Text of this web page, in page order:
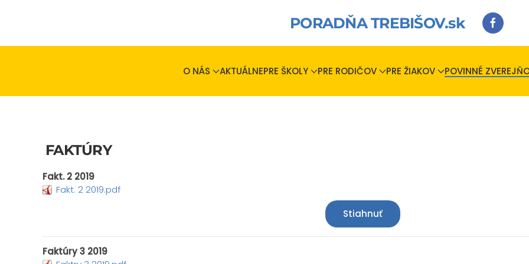
PORADŇA TREBIŠOV.sk
O NÁS AKTUÁLNEPRE ŠKOLY PRE RODIČOV PRE ŽIAKOV POVINNÉ
FAKTÚRY
Fakt. 2 2019
Fakt. 2 2019.pdf
Stiahnuť
Faktúry 3 2019